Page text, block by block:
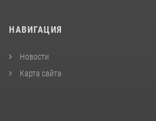
НАВИГАЦИЯ
Новости
Карта сайта